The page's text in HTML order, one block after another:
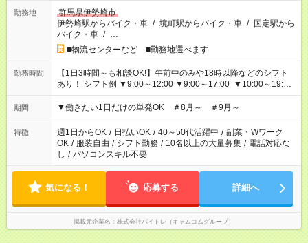
勤務地
群馬県伊勢崎市
伊勢崎駅からバイク・車 / 境町駅からバイク・車 / 国定駅から
バイク・車 / …
■物流センターなど ■勤務地選べます
勤務時間
【1日3時間～も相談OK!】午前中のみや18時以降などのシフト
あり！ シフト例 ▼9:00～12:00 ▼9:00～17:00 ▼10:00～19:00
▼18:00～21:00
期間 ▼働きたい1日だけの単発OK ＃8月～ ＃9月～
特徴 週1日からOK / 日払いOK / 40～50代活躍中 / 副業・Wワーク
OK / 服装自由 / シフト勤務 / 10名以上の大量募集 / 電話対応な
し / パソコンスキル不要
気になる！ 応募する 詳細へ
掲載元企業名 株式会社バイトレ（キャムコムグループ）